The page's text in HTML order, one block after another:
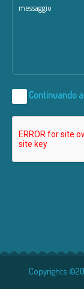
Continuando
Copyrights